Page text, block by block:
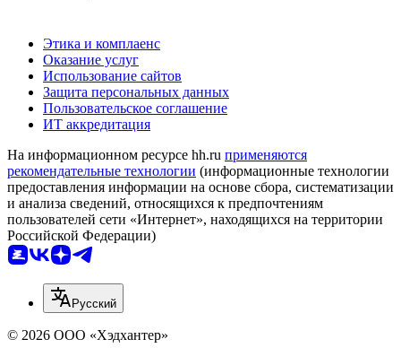
Этика и комплаенс
Оказание услуг
Использование сайтов
Защита персональных данных
Пользовательское соглашение
ИТ аккредитация
На информационном ресурсе hh.ru применяются
рекомендательные технологии (информационные технологии
предоставления информации на основе сбора, систематизации
и анализа сведений, относящихся к предпочтениям
пользователей сети «Интернет», находящихся на территории
Российской Федерации)
Русский
© 2026 ООО «Хэдхантер»